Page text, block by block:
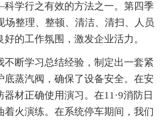
学行之有效的方法之一。第四季
场整理、整顿、清洁、清扫、人员
的工作氛围，激发企业活力。
不断学习总结经验，制定出一套紧
底蒸汽阀，确保了设备安全。在安
材正确使用演习。在11·9消防日
着火演练。在系统停车期间，我们